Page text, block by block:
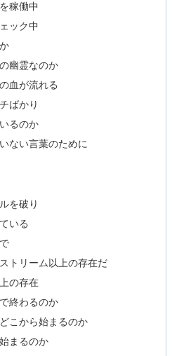
稼働中
ック中
幽霊なのか
血が流れる
ばかり
るのか
ない言葉のために
を破り
いる
トリーム以上の存在だ
の存在
終わるのか
こから始まるのか
まるのか